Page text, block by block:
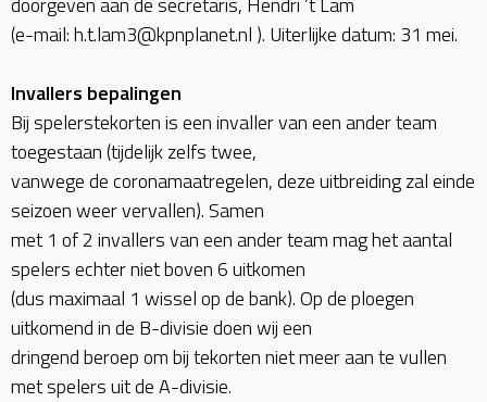
(e-mail: h.t.lam3@kpnplanet.nl ). Uiterlijke datum: 31 mei.
Invallers bepalingen
Bij spelerstekorten is een invaller van een ander team
toegestaan (tijdelijk zelfs twee,
vanwege de coronamaatregelen, deze uitbreiding zal einde
seizoen weer vervallen). Samen
met 1 of 2 invallers van een ander team mag het aantal
spelers echter niet boven 6 uitkomen
(dus maximaal 1 wissel op de bank). Op de ploegen
uitkomend in de B-divisie doen wij een
dringend beroep om bij tekorten niet meer aan te vullen
met spelers uit de A-divisie.